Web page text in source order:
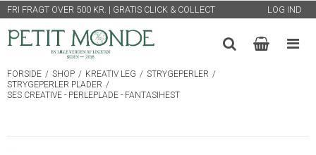
FRI FRAGT OVER 500 KR. | GRATIS CLICK & COLLECT LOG IND
FORSIDE / SHOP / KREATIV LEG / STRYGEPERLER /
STRYGEPERLER PLADER /
SES CREATIVE - PERLEPLADE - FANTASIHEST